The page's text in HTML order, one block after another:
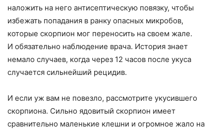
наложить на него антисептическую повязку, чтобы
избежать попадания в ранку опасных микробов,
которые скорпион мог переносить на своем жале.
И обязательно наблюдение врача. История знает
немало случаев, когда через 12 часов после укуса
случается сильнейший рецидив.
И если уж вам не повезло, рассмотрите укусившего
скорпиона. Сильно ядовитый скорпион имеет
сравнительно маленькие клешни и огромное жало на